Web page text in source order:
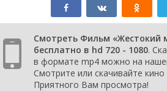
Смотреть Фильм «Жестокий
бесплатно в hd 720 - 1080.
в формате mp4 можно на
Смотрите или скачивайте
Приятного Вам просмотра!